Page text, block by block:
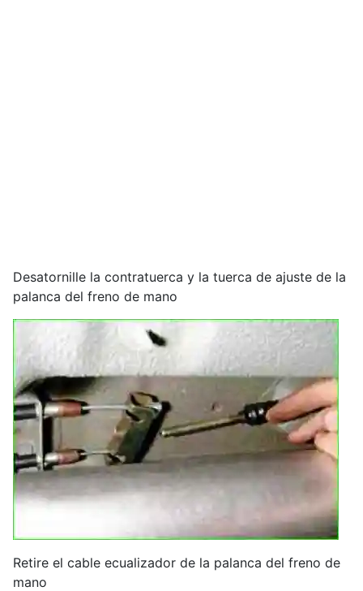
Desatornille la contratuerca y la tuerca de ajuste de la
palanca del freno de mano
Retire el cable ecualizador de la palanca del freno de
mano